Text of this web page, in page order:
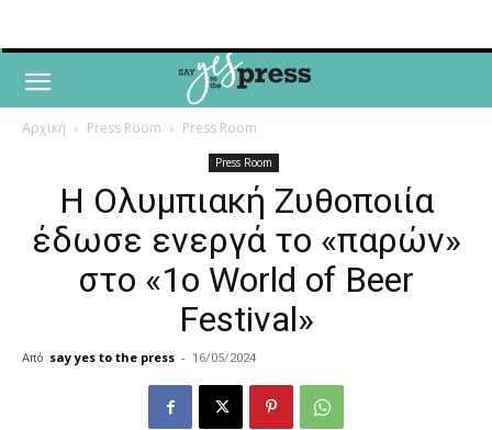
Αρχική Press Room Press Room
Press Room
Η Ολυμπιακή Ζυθοποιία
έδωσε ενεργά το «παρών»
στο «1ο World of Beer
Festival»
Από say yes to the press - 16/05/2024